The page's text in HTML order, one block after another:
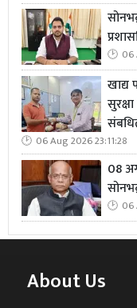
06
06 Aug 2026 23:11:28
08
06
About Us